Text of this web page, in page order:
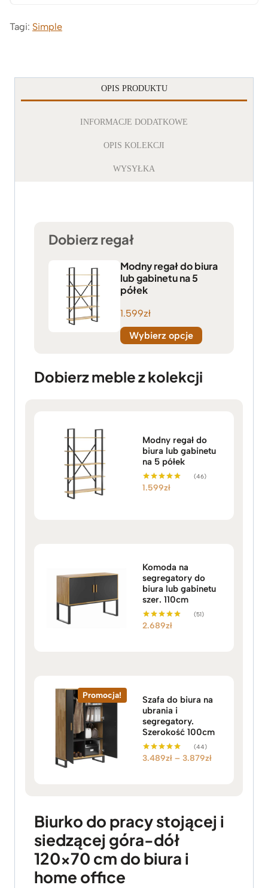
Tagi: Simple
OPIS PRODUKTU
INFORMACJE DODATKOWE
OPIS KOLEKCJI
WYSYŁKA
Dobierz regał
Modny regał do biura
lub gabinetu na 5
półek
1.599zł
Wybierz opcje
Dobierz meble z kolekcji
Modny regał do
biura lub gabinetu
na 5 półek
Oceniono
(46)
1.599zł
Komoda na
segregatory do
biura lub gabinetu
szer. 110cm
Oceniono
(51)
2.689zł
Promocja!
Szafa do biura na
ubrania i
segregatory.
Szerokość 100cm
Oceniono
(44)
3.489zł – 3.879złZ
s
Biurko do pracy stojącej i
siedzącej góra-dół
120×70 cm do biura i
home office